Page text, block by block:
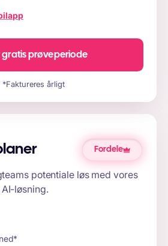
gratis prøveperiode
*Faktureres årligt
Fordele
potentiale løs med vores
løsning.